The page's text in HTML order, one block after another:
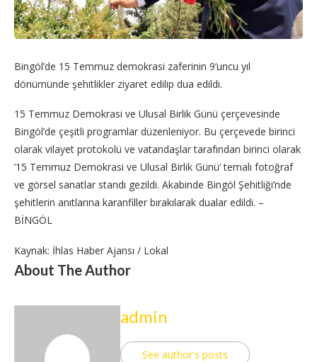
Bingöl’de 15 Temmuz demokrasi zaferinin 9’uncu yıl
dönümünde şehitlikler ziyaret edilip dua edildi.
15 Temmuz Demokrasi ve Ulusal Birlik Günü çerçevesinde
Bingöl’de çeşitli programlar düzenleniyor. Bu çerçevede birinci
olarak vilayet protokolü ve vatandaşlar tarafından birinci olarak
’15 Temmuz Demokrasi ve Ulusal Birlik Günü’ temalı fotoğraf
ve görsel sanatlar standı gezildi. Akabinde Bingöl Şehitliği’nde
şehitlerin anıtlarına karanfiller bırakılarak dualar edildi. –
BİNGÖL
Kaynak: İhlas Haber Ajansı / Lokal
About The Author
admin
See author's posts